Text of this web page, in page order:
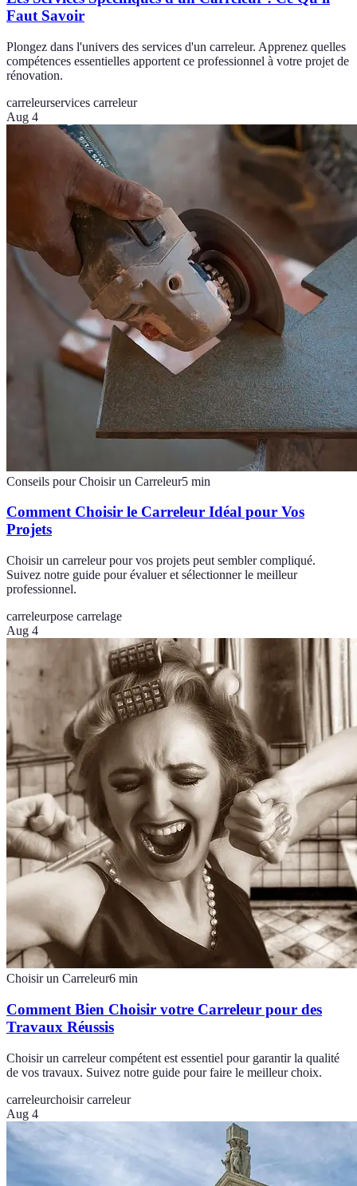
Faut Savoir
Plongez dans l'univers des services d'un carreleur. Apprenez quelles
compétences essentielles apportent ce professionnel à votre projet de
rénovation.
carreleurservices carreleur
Aug 4
Conseils pour Choisir un Carreleur5 min
Comment Choisir le Carreleur Idéal pour Vos
Projets
Choisir un carreleur pour vos projets peut sembler compliqué.
Suivez notre guide pour évaluer et sélectionner le meilleur
professionnel.
carreleurpose carrelage
Aug 4
Choisir un Carreleur6 min
Comment Bien Choisir votre Carreleur pour des
Travaux Réussis
Choisir un carreleur compétent est essentiel pour garantir la qualité
de vos travaux. Suivez notre guide pour faire le meilleur choix.
carreleurchoisir carreleur
Aug 4